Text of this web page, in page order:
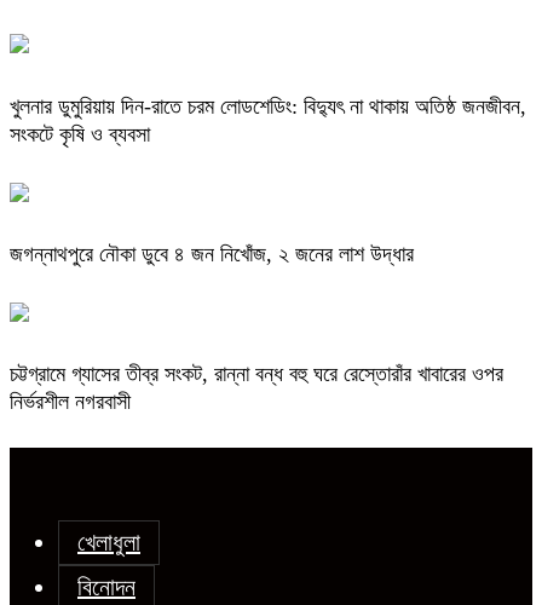
খুলনার ডুমুরিয়ায় দিন-রাতে চরম লোডশেডিং: বিদ্যুৎ না থাকায় অতিষ্ঠ জনজীবন,
সংকটে কৃষি ও ব্যবসা
জগন্নাথপুরে নৌকা ডুবে ৪ জন নিখোঁজ, ২ জনের লাশ উদ্ধার
চট্টগ্রামে গ্যাসের তীব্র সংকট, রান্না বন্ধ বহু ঘরে রেস্তোরাঁর খাবারের ওপর
নির্ভরশীল নগরবাসী
খেলাধুলা
বিনোদন